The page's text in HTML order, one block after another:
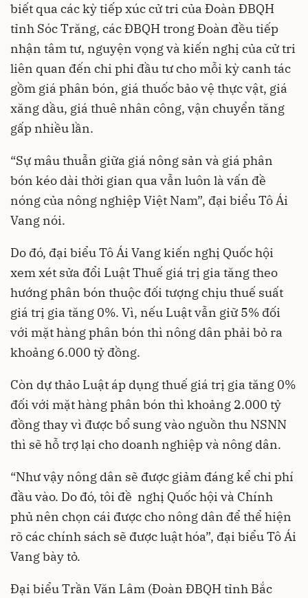
biết qua các kỳ tiếp xúc cử tri của Đoàn ĐBQH
tỉnh Sóc Trăng, các ĐBQH trong Đoàn đều tiếp
nhận tâm tư, nguyện vọng và kiến nghị của cử tri
liên quan đến chi phi đầu tư cho mỗi kỳ canh tác
gồm giá phân bón, giá thuốc bảo vệ thực vật, giá
xăng dầu, giá thuê nhân công, vận chuyển tăng
gấp nhiều lần.
“Sự mâu thuẫn giữa giá nông sản và giá phân
bón kéo dài thời gian qua vẫn luôn là vấn đề
nóng của nông nghiệp Việt Nam”, đại biểu Tô Ái
Vang nói.
Do đó, đại biểu Tô Ái Vang kiến nghị Quốc hội
xem xét sửa đổi Luật Thuế giá trị gia tăng theo
hướng phân bón thuộc đối tượng chịu thuế suất
giá trị gia tăng 0%. Vì, nếu Luật vẫn giữ 5% đối
với mặt hàng phân bón thì nông dân phải bỏ ra
khoảng 6.000 tỷ đồng.
Còn dự thảo Luật áp dụng thuế giá trị gia tăng 0%
đối với mặt hàng phân bón thì khoảng 2.000 tỷ
đồng thay vì được bổ sung vào nguồn thu NSNN
thì sẽ hỗ trợ lại cho doanh nghiệp và nông dân.
“Như vậy nông dân sẽ được giảm đáng kể chi phí
đầu vào. Do đó, tôi đề nghị Quốc hội và Chính
phủ nên chọn cái được cho nông dân để thể hiện
rõ các chính sách sẽ được luật hóa”, đại biểu Tô Ái
Vang bày tỏ.
Đại biểu Trần Văn Lâm (Đoàn ĐBQH tỉnh Bắc